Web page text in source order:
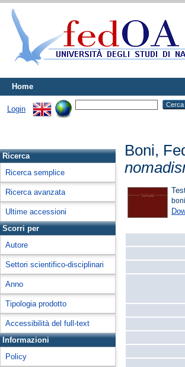
Home
Login
Ricerca
Ricerca semplice
Ricerca avanzata
Ultime accessioni
Scorri per
Autore
Settori scientifico-disciplinari
Anno
Tipologia prodotto
Accessibilità del full-text
Informazioni
Policy
Boni,